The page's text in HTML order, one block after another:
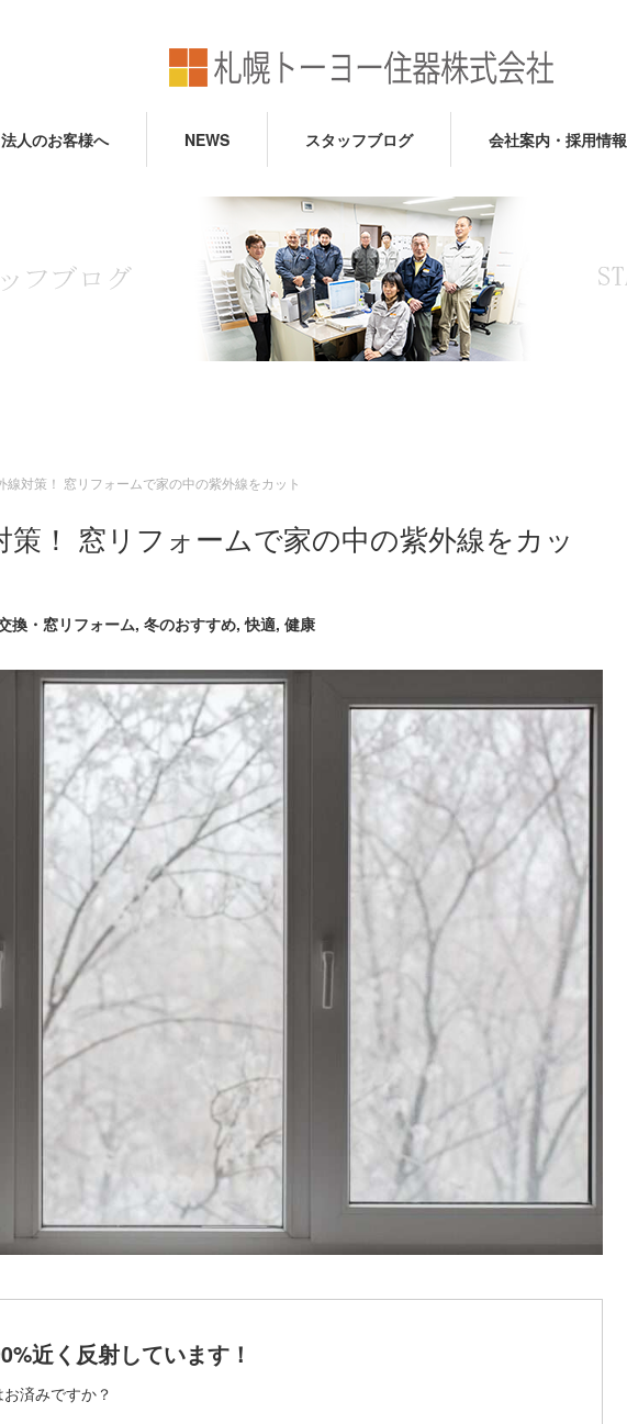
法人のお客様へ NEWS スタッフブログ 会社案内・採用情報
線対策！ 窓リフォームで家の中の紫外線をカット
策！ 窓リフォームで家の中の紫外線をカッ
換・窓リフォーム, 冬のおすすめ,快適, 健康
近く反射しています！
お済みですか？